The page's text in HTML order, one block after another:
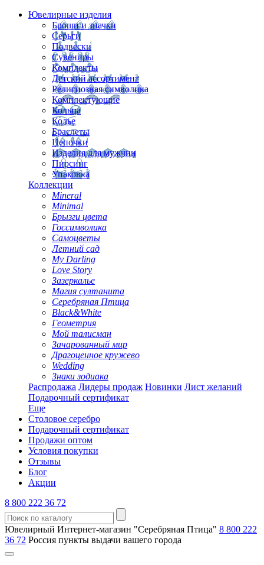
Ювелирные изделия
Броши и значки
Серьги
Подвески
Сувениры
Комплекты
Детский ассортимент
Религиозная символика
Комплектующие
Кольца
Колье
Браслеты
Цепочки
Изделия для мужчин
Пирсинг
Упаковка
Коллекции
Mineral
Minimal
Брызги цвета
Госсимволика
Самоцветы
Летний сад
My Darling
Love Story
Зазеркалье
Магия султанита
Серебряная Птица
Black&White
Геометрия
Мой талисман
Зачарованный мир
Драгоценное кружево
Wedding
Знаки зодиака
Распродажа Лидеры продаж Новинки Лист желаний
Подарочный сертификат
Еще
Столовое серебро
Подарочный сертификат
Продажи оптом
Условия покупки
Отзывы
Блог
Акции
8 800 222 36 72
Ювелирный Интернет-магазин "Серебряная Птица" 8 800 222
36 72 Россия пункты выдачи вашего города